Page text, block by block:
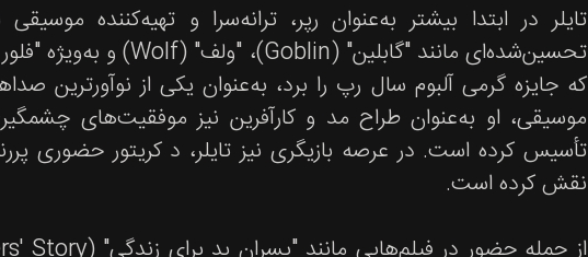
تایلر در ابتدا بیشتر به‌عنوان رپر، ترانه‌سرا و تهیه‌کننده
که جایزه گرمی آلبوم سال رپ را برد، به‌عنوان یکی از نوآورترین
تأسیس کرده است. در عرصه بازیگری نیز تایلر، د کریتور حضوری
نقش کرده است.